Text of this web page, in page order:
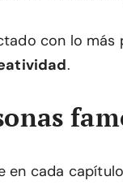
con lo más
.
en cada